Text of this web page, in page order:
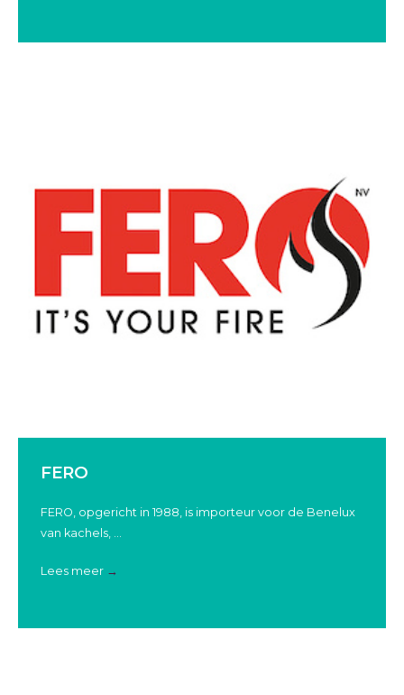
FERO
FERO, opgericht in 1988, is importeur voor de Benelux
van kachels, ...
Lees meer →